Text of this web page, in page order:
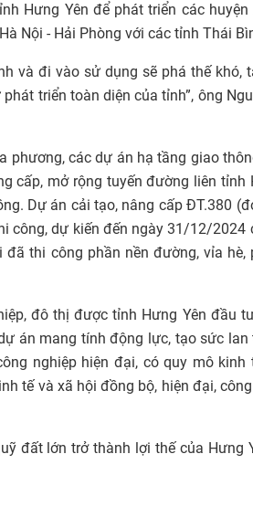
Hưng Yên để phát triển các huyện
Nội - Hải Phòng với các tỉnh Thái
và đi vào sử dụng sẽ phá thế khó,
triển toàn diện của tỉnh”, ông
phương, các dự án hạ tầng giao
mở rộng tuyến đường liên tỉnh
Dự án cải tạo, nâng cấp ĐT.380
công, dự kiến đến ngày 31/12/2024
thi công phần nền đường, vỉa
đô thị được tỉnh Hưng Yên đầu
án mang tính động lực, tạo sức
nghiệp hiện đại, có quy mô
tế và xã hội đồng bộ, hiện đại,
đất lớn trở thành lợi thế của Hưng